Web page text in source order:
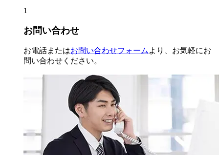
1
お問い合わせ
お電話またはお問い合わせフォーム より、お気軽にお
問い合わせください。